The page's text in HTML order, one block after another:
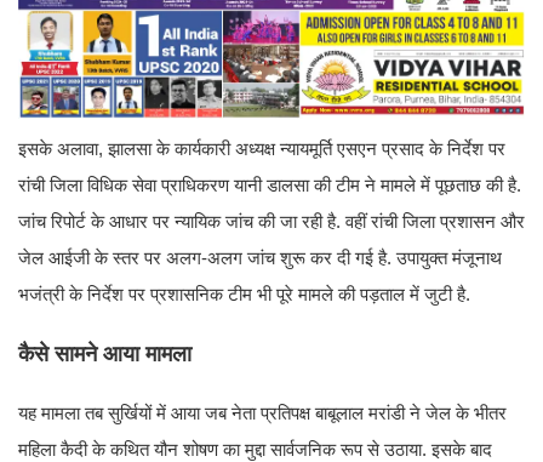
इसके अलावा, झालसा के कार्यकारी अध्यक्ष न्यायमूर्ति एसएन प्रसाद के निर्देश पर
रांची जिला विधिक सेवा प्राधिकरण यानी डालसा की टीम ने मामले में पूछताछ की है.
जांच रिपोर्ट के आधार पर न्यायिक जांच की जा रही है. वहीं रांची जिला प्रशासन और
जेल आईजी के स्तर पर अलग-अलग जांच शुरू कर दी गई है. उपायुक्त मंजूनाथ
भजंत्री के निर्देश पर प्रशासनिक टीम भी पूरे मामले की पड़ताल में जुटी है.
कैसे सामने आया मामला
यह मामला तब सुर्खियों में आया जब नेता प्रतिपक्ष बाबूलाल मरांडी ने जेल के भीतर
महिला कैदी के कथित यौन शोषण का मुद्दा सार्वजनिक रूप से उठाया. इसके बाद